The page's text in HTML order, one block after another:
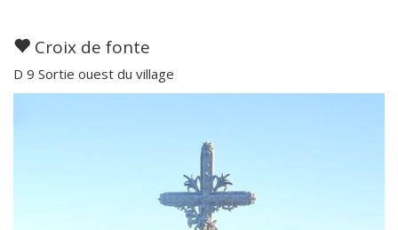
Croix de fonte
D 9 Sortie ouest du village